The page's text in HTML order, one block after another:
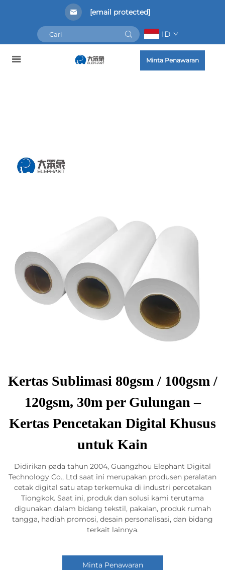
[email protected]
ID
Minta Penawaran
Kertas Sublimasi 80gsm / 100gsm /
120gsm, 30m per Gulungan –
Kertas Pencetakan Digital Khusus
untuk Kain
Didirikan pada tahun 2004, Guangzhou Elephant Digital
Technology Co., Ltd saat ini merupakan produsen peralatan
cetak digital satu atap terkemuka di industri percetakan
Tiongkok. Saat ini, produk dan solusi kami terutama
digunakan dalam bidang tekstil, pakaian, produk rumah
tangga, hadiah promosi, desain personalisasi, dan bidang
terkait lainnya.
Minta Penawaran